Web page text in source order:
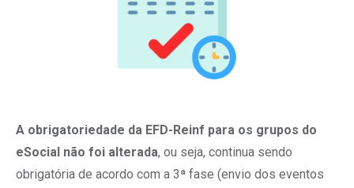
A obrigatoriedade da EFD-Reinf para os grupos do
eSocial não foi alterada, ou seja, continua sendo
obrigatória de acordo com a 3ª fase (envio dos eventos